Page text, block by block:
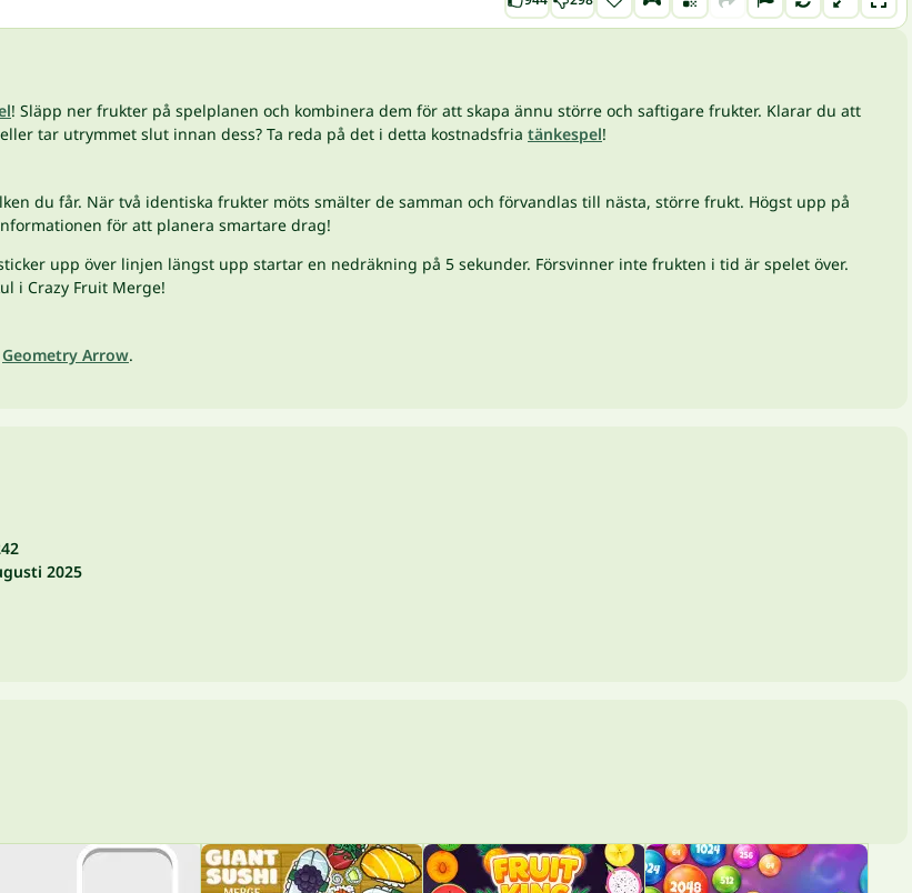
! Släpp ner frukter på spelplanen och kombinera dem för att skapa ännu större och saftigare frukter. Klarar du att
tar utrymmet slut innan dess? Ta reda på det i detta kostnadsfria tänkespel!
du får. När två identiska frukter möts smälter de samman och förvandlas till nästa, större frukt. Högst upp på
för att planera smartare drag!
upp över linjen längst upp startar en nedräkning på 5 sekunder. Försvinner inte frukten i tid är spelet över.
i Crazy Fruit Merge!
Geometry Arrow.
2025